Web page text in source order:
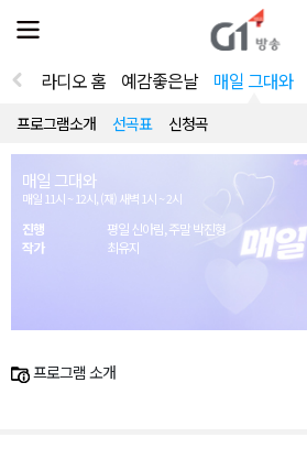
전
체
뉴
열
라디오 홈 예감좋은날 매일 그대와
프로그램소개 선곡표 신청곡
매일 그대와
매일 11시 ~ 12시, (재) 새벽 1시 ~ 2시
진행
평일 신아림, 주말 박진형
작가
최유지
프로그램 소개